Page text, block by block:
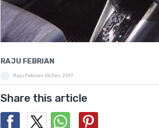
RAJU FEBRIAN
Raju Febrian 06 Des, 2017
Share this article